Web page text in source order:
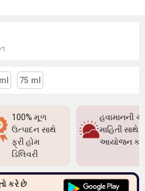
75 ml
100% મૂળ
ઉત્પાદન સાથે
ફ્રી હોમ
ડિલિવરી
હવામાનની
માહિતી સાથે
આયોજન
કરે છે